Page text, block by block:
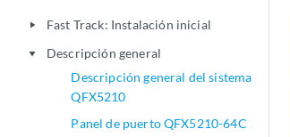
play_arrow Fast Track: Instalación inicial
play_arrow
Descripción general
Descripción general del sistema
QFX5210
Panel de puerto QFX5210-64C